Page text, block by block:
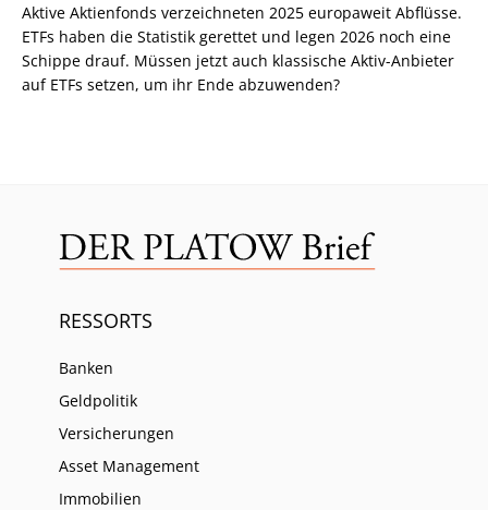
Aktive Aktienfonds verzeichneten 2025 europaweit Abflüsse.
ETFs haben die Statistik gerettet und legen 2026 noch eine
Schippe drauf. Müssen jetzt auch klassische Aktiv-Anbieter
auf ETFs setzen, um ihr Ende abzuwenden?
RESSORTS
Banken
Geldpolitik
Versicherungen
Asset Management
Immobilien